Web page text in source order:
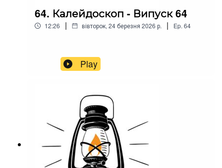
64. Калейдоскоп - Випуск 64
12:26 | вівторок, 24 березня 2026 р. | Ep. 64
Play